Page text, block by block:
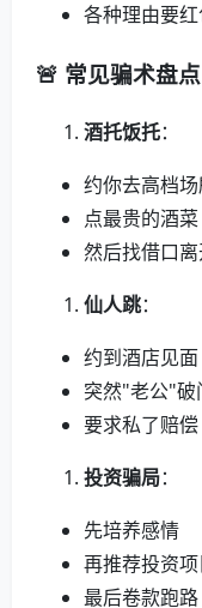
各种理由要
🚨 常见骗术盘点
酒托饭托：
约你去高档
点最贵的酒菜
然后找借口
仙人跳：
约到酒店见面
突然"老公"破
要求私了赔偿
投资骗局：
先培养感情
再推荐投资项
最后卷款跑路